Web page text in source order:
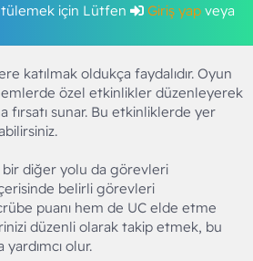
için Lütfen
Giriş yap veya
katılmak oldukça faydalıdır. Oyun
özel etkinlikler düzenleyerek
fırsatı sunar. Bu etkinliklerde yer
bir diğer yolu da görevleri
belirli görevleri
puanı hem de UC elde etme
düzenli olarak takip etmek, bu
yardımcı olur.